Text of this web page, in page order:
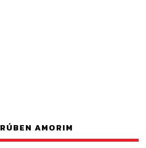
RÚBEN AMORIM